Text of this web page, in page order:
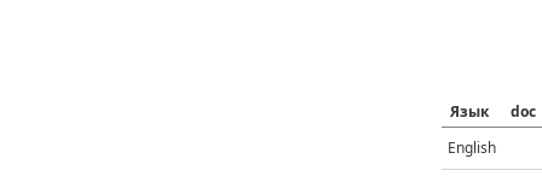
Язык
doc
English